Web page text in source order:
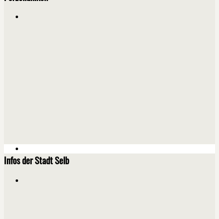
Infos der Stadt Selb